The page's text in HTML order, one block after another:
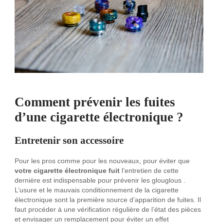
Comment prévenir les fuites
d’une cigarette électronique ?
Entretenir son accessoire
Pour les pros comme pour les nouveaux, pour éviter que
votre cigarette électronique fuit l’entretien de cette
dernière est indispensable pour prévenir les glouglous .
L’usure et le mauvais conditionnement de la cigarette
électronique sont la première source d’apparition de fuites. Il
faut procéder à une vérification régulière de l’état des pièces
et envisager un remplacement pour éviter un effet